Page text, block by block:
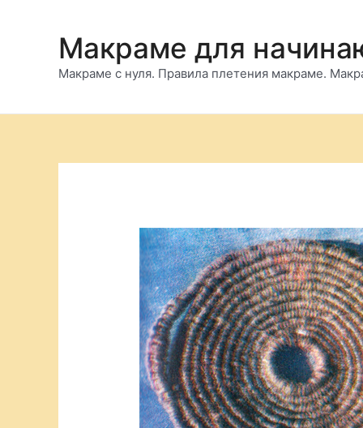
содержимомуМакраме для
Макраме с нуля. Правила плетения макраме.